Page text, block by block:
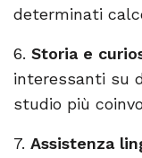
determinati
6. Storia e
interessanti su
studio più
7. Assistenza